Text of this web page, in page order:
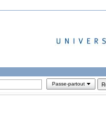
Passe-partout